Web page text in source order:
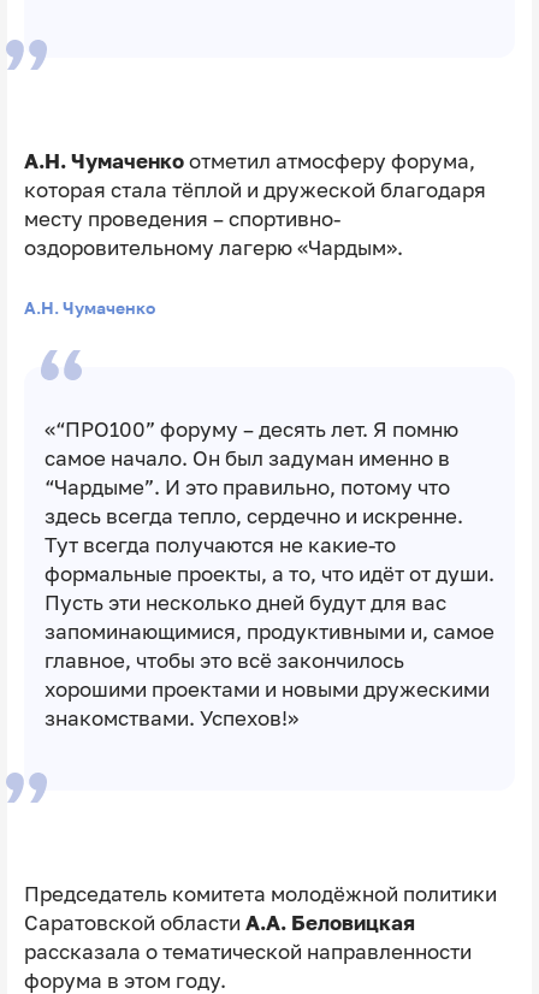
А.Н. Чумаченкоотметил атмосферу форума,
которая стала тёплой и дружеской благодаря
месту проведения – спортивно-
оздоровительному лагерю «Чардым».
А.Н. Чумаченко
«“ПРО100” форуму – десять лет. Я помню
самое начало. Он был задуман именно в
“Чардыме”. И это правильно, потому что
здесь всегда тепло, сердечно и искренне.
Тут всегда получаются не какие-то
формальные проекты, а то, что идёт от души.
Пусть эти несколько дней будут для вас
запоминающимися, продуктивными и, самое
главное, чтобы это всё закончилось
хорошими проектами и новыми дружескими
знакомствами. Успехов!»
Председатель комитета молодёжной политики
Саратовской области А.А. Беловицкая
рассказала о тематической направленности
форума в этом году.